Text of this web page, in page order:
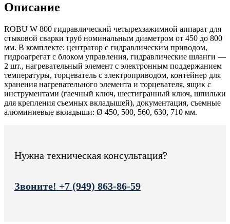
Описание
ROBU W 800 гидравлический четырехзажимной аппарат для
стыковой сварки труб номинальным диаметром от 450 до 800
мм. В комплекте: центратор с гидравлическим приводом,
гидроагрегат с блоком управления, гидравлические шланги —
2 шт., нагревательный элемент с электронным поддержанием
температуры, торцеватель с электроприводом, контейнер для
хранения нагревательного элемента и торцевателя, ящик с
инструментами (гаечный ключ, шестигранный ключ, шпильки
для крепления съемных вкладышей), документация, съемные
алюминиевые вкладыши: Ø 450, 500, 560, 630, 710 мм.
Нужна техническая консультация?
Звоните! +7 (949) 863-86-59